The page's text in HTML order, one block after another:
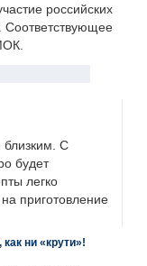
российских
Соответствующее
близким. С
будет
легко
приготовление
ни «крути»!